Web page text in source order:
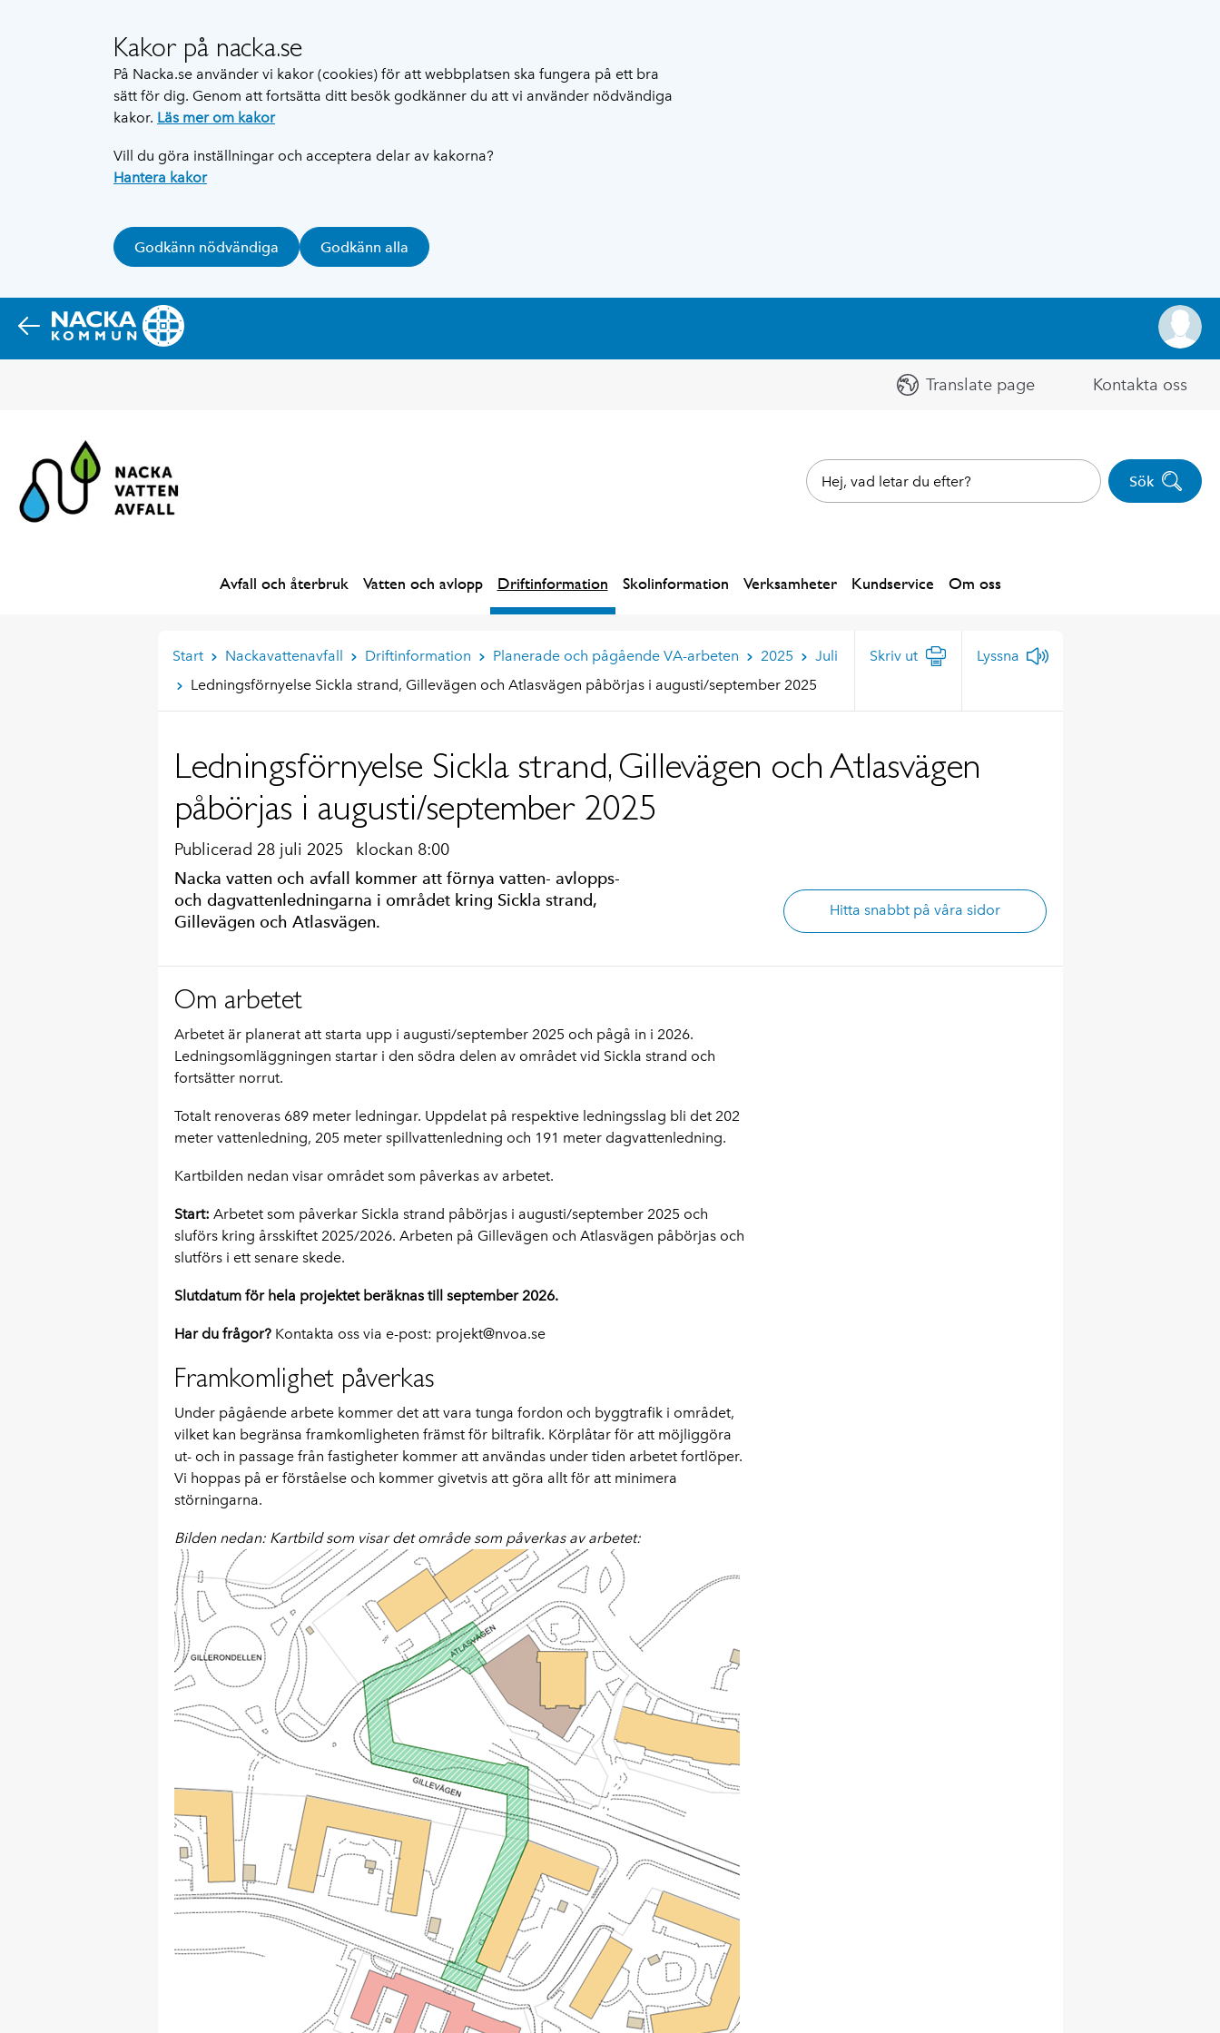
Kakor på nacka.se
På Nacka.se använder vi kakor (cookies) för att webbplatsen ska fungera på ett bra
sätt för dig. Genom att fortsätta ditt besök godkänner du att vi använder nödvändiga
kakor. Läs mer om kakor
Vill du göra inställningar och acceptera delar av kakorna?
Hantera kakor
Godkänn nödvändiga Godkänn alla
Translate page Kontakta oss
Sök
Avfall och återbruk Vatten och avlopp Driftinformation Skolinformation Verksamheter Kundservice Om oss
Start Nackavattenavfall Driftinformation Planerade och pågående VA-arbeten 2025
Juli
Ledningsförnyelse Sickla strand, Gillevägen och Atlasvägen påbörjas i augusti/september 2025
Skriv ut Lyssna
Ledningsförnyelse Sickla strand, Gillevägen och Atlasvägen
påbörjas i augusti/september 2025
Publicerad 28 juli 2025 klockan 8:00
Nacka vatten och avfall kommer att förnya vatten- avlopps-
och dagvattenledningarna i området kring Sickla strand,
Gillevägen och Atlasvägen.
Hitta snabbt på våra sidor
Om arbetet
Arbetet är planerat att starta upp i augusti/september 2025 och pågå in i 2026.
Ledningsomläggningen startar i den södra delen av området vid Sickla strand och
fortsätter norrut.
Totalt renoveras 689 meter ledningar. Uppdelat på respektive ledningsslag bli det 202
meter vattenledning, 205 meter spillvattenledning och 191 meter dagvattenledning.
Kartbilden nedan visar området som påverkas av arbetet.
Start: Arbetet som påverkar Sickla strand påbörjas i augusti/september 2025 och
sluförs kring årsskiftet 2025/2026. Arbeten på Gillevägen och Atlasvägen påbörjas och
slutförs i ett senare skede.
Slutdatum för hela projektet beräknas till september 2026.
Har du frågor?Kontakta oss via e-post: projekt@nvoa.se
Framkomlighet påverkas
Under pågående arbete kommer det att vara tunga fordon och byggtrafik i området,
vilket kan begränsa framkomligheten främst för biltrafik. Körplåtar för att möjliggöra
ut- och in passage från fastigheter kommer att användas under tiden arbetet fortlöper.
Vi hoppas på er förståelse och kommer givetvis att göra allt för att minimera
störningarna.
Bilden nedan: Kartbild som visar det område som påverkas av arbetet: